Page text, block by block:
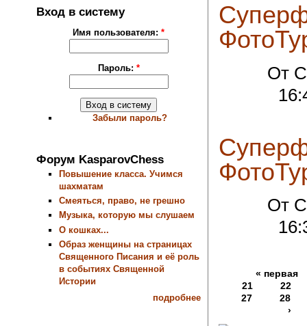
Вход в систему
Имя пользователя:*
Пароль: *
Забыли пароль?
Форум KasparovChess
Повышение класса. Учимся
шахматам
Смеяться, право, не грешно
Музыка, которую мы слушаем
О кошках...
Образ женщины на страницах
Священного Писания и её роль
в событиях Священной
Истории
подробнее
От
От
« первая
21
22
27
28
›